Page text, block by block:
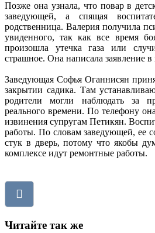
Позже она узнала, что повар в
заведующей, а спящая
родственница. Валерия получила
увиденного, так как все время
произошла утечка газа или
страшное. Она написала заявление в
Заведующая Софья Оганнисян
закрытии садика. Там
родители могли наблюдать за
реального времени. По телефону
извинения супругам Петикян.
работы. По словам заведующей, ее
стук в дверь, потому что якобы
комплексе идут ремонтные работы.
Читайте так же